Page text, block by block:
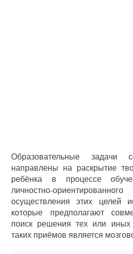
Образовательные задачи
направлены на раскрытие
ребёнка в процессе
личностно-
осуществления этих целей
которые предполагают
поиск решения тех или
таких приёмов является